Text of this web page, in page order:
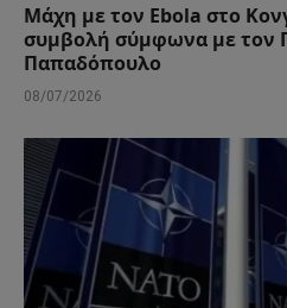
Μάχη με τον Ebola στο
συμβολή σύμφωνα με τον
Παπαδόπουλο
08/07/2026